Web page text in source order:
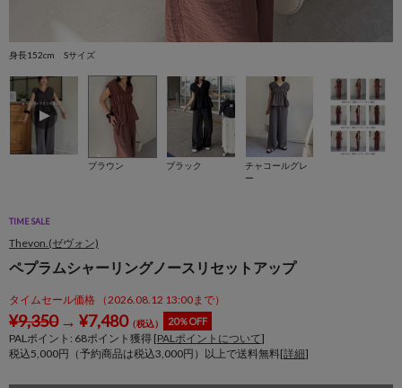
身長152cm Sサイズ
ブラウン ブラック
チャコールグレ
ー
TIME SALE
Thevon.(ゼヴォン)
ペプラムシャーリングノースリセットアップ
タイムセール価格 （2026.08.12 13:00まで）
¥9,350→ ¥7,480（税込） 20％OFF
PALポイント: 68ポイント獲得 [PALポイントについて]
税込5,000円（予約商品は税込3,000円）以上で送料無料[詳細]